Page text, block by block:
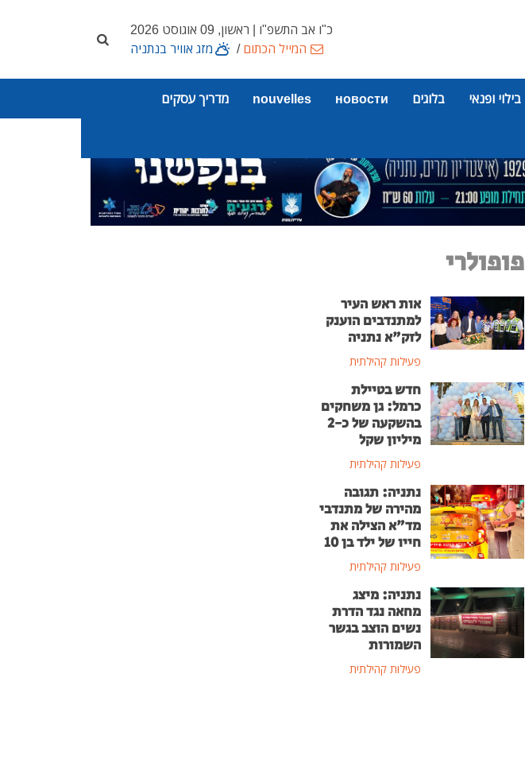
כ"ו אב התשפ"ו | ראשון, 09 אוגוסט 2026
המייל הכתום/ מזג אוויר בנתניה
בילוי ופנאי בלוגים новости
nouvelles מדריך עסקים
פופולרי
אות ראש העיר
למתנדבים הוענק
לזק"א נתניה
פעילות קהילתית
חדש בטיילת
כרמל: גן משחקים
בהשקעה של כ-2
מיליון שקל
פעילות קהילתית
נתניה: תגובה
מהירה של מתנדבי
מד"א הצילה את
חייו של ילד בן 10
פעילות קהילתית
נתניה: מיצג
מחאה נגד הדרת
נשים הוצב בגשר
השמורות
פעילות קהילתית